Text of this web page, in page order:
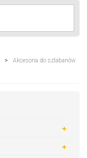
>
Akcesoria do szlabanów